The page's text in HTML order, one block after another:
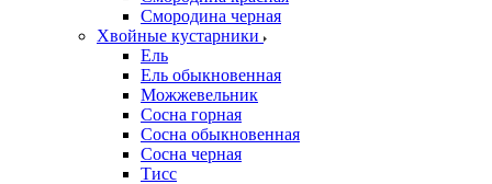
Смородина черная
Хвойные кустарники
Ель
Ель обыкновенная
Можжевельник
Сосна горная
Сосна обыкновенная
Сосна черная
Тисс